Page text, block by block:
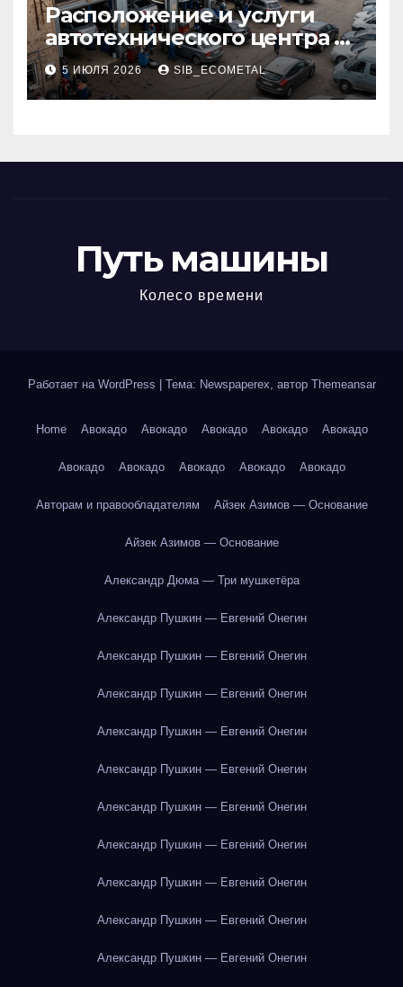
Расположение и услуги
автотехнического центра в
районе 84-го километра
МКАД
5 ИЮЛЯ 2026 SIB_ECOMETAL
Путь машины
Колесо времени
Работает на WordPress | Тема: Newspaperex, автор Themeansar
Home Авокадо Авокадо Авокадо Авокадо Авокадо
Авокадо Авокадо Авокадо Авокадо Авокадо
Авторам и правообладателям Айзек Азимов — Основание
Айзек Азимов — Основание
Александр Дюма — Три мушкетёра
Александр Пушкин — Евгений Онегин
Александр Пушкин — Евгений Онегин
Александр Пушкин — Евгений Онегин
Александр Пушкин — Евгений Онегин
Александр Пушкин — Евгений Онегин
Александр Пушкин — Евгений Онегин
Александр Пушкин — Евгений Онегин
Александр Пушкин — Евгений Онегин
Александр Пушкин — Евгений Онегин
Александр Пушкин — Евгений Онегин